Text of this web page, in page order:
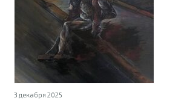
3 декабря 2025